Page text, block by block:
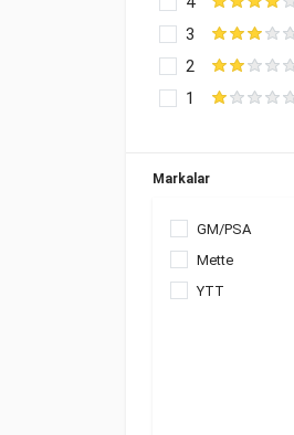
3
2
1
Markalar
GM/PSA
Mette
YTT